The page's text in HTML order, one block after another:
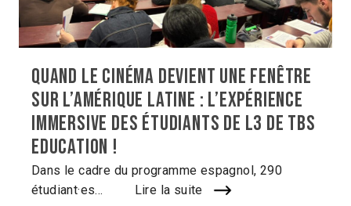
Quand le cinéma devient une fenêtre
sur l’Amérique latine : l’expérience
immersive des étudiants de L3 de TBS
Education !
Dans le cadre du programme espagnol, 290
étudiant·es...
Lire la suite